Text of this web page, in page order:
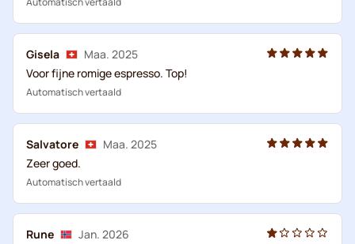
Gisela
Maa. 2025
Voor fijne romige espresso. Top!
Automatisch vertaald
Salvatore
Maa. 2025
Zeer goed.
Automatisch vertaald
Rune
Jan. 2026